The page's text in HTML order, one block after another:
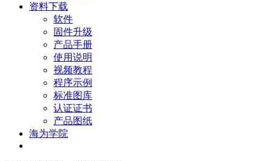
资料下载
软件
固件升级
产品手册
使用说明
视频教程
程序示例
标准图库
认证证书
产品图纸
海为学院